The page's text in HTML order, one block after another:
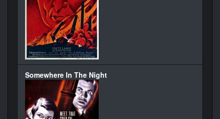
Somewhere In The Night